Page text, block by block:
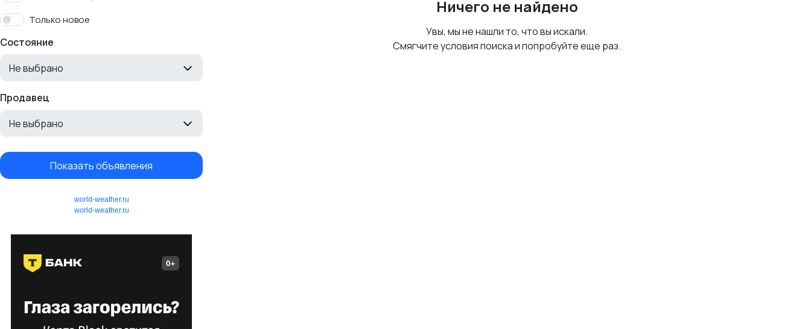
Только новое
Состояние
Не выбрано
Продавец
Не выбрано
Показать объявления
world-weather.ru
world-weather.ru
Ничего не найдено
Увы, мы не нашли то, что вы искали.
Смягчите условия поиска и попробуйте еще раз.